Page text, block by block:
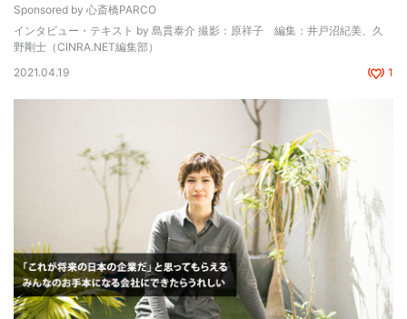
Sponsored by 心斎橋PARCO
インタビュー・テキスト by 島貫泰介 撮影：原祥子 編集：井戸沼紀美、久
野剛士（CINRA.NET編集部）
2021.04.19
1